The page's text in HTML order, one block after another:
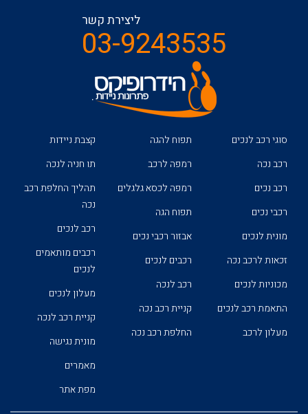
ליצירת קשר
03-9243535
סוגי רכב לנכים
רכב נכה
רכב נכים
רכבי נכים
מונית לנכים
זכאות לרכב נכה
מכוניות לנכים
התאמת רכב לנכים
מעלון לרכב
תפוח להגה
רמפה לרכב
רמפה לכסא גלגלים
תפוח הגה
אבזור רכבי נכים
רכבים לנכים
רכב לנכה
קניית רכב נכה
החלפת רכב נכה
קצבת ניידות
תו חניה לנכה
תהליך החלפת רכב
נכה
רכב לנכים
רכבים מותאמים
לנכים
מעלון לנכים
קניית רכב לנכה
מונית נגישה
מאמרים
מפת אתר